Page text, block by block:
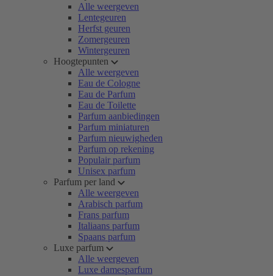
Alle weergeven
Lentegeuren
Herfst geuren
Zomergeuren
Wintergeuren
Hoogtepunten
Alle weergeven
Eau de Cologne
Eau de Parfum
Eau de Toilette
Parfum aanbiedingen
Parfum miniaturen
Parfum nieuwigheden
Parfum op rekening
Populair parfum
Unisex parfum
Parfum per land
Alle weergeven
Arabisch parfum
Frans parfum
Italiaans parfum
Spaans parfum
Luxe parfum
Alle weergeven
Luxe damesparfum